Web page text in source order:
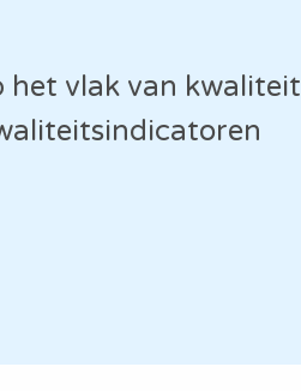
het vlak van kwaliteit